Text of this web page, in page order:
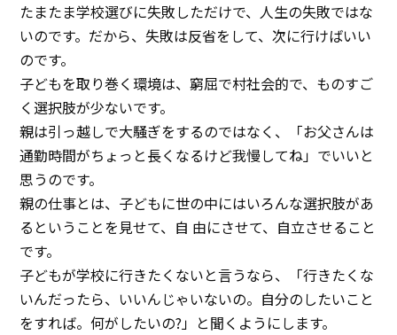
たまたま学校選びに失敗しただけで、人生の失敗ではな
いのです。だから、失敗は反省をして、次に行けばいい
のです。
子どもを取り巻く環境は、窮屈で村社会的で、ものすご
く選択肢が少ないです。
親は引っ越しで大騒ぎをするのではなく、「お父さんは
通勤時間がちょっと長くなるけど我慢してね」でいいと
思うのです。
親の仕事とは、子どもに世の中にはいろんな選択肢があ
るということを見せて、自 由にさせて、自立させること
です。
子どもが学校に行きたくないと言うなら、「行きたくな
いんだったら、いいんじゃいないの。自分のしたいこと
をすれば。何がしたいの?」と聞くようにします。